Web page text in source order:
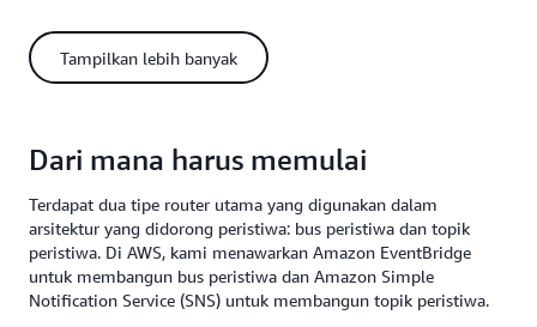
mempersiapkan kesuksesan, pertimbangkan hal-hal berikut:
• Daya tahan sumber peristiwa. Sumber peristiwa Anda
• Persyaratan kontrol performa Anda. Aplikasi Anda
asinkron.
• Pelacakan alur peristiwa Anda. Prosedur tidak langsung
yang diperkenalkan oleh arsitektur yang didorong peristiwa
memungkinkan pelacakan dinamis melalui layanan
pemantauan, tetapi bukan pelacakan statis melalui analisis
Tampilkan lebih banyak
Dari mana harus memulai
Terdapat dua tipe router utama yang digunakan dalam
arsitektur yang didorong peristiwa: bus peristiwa dan topik
peristiwa. Di AWS, kami menawarkan Amazon EventBridge
untuk membangun bus peristiwa dan Amazon Simple
Notification Service (SNS) untuk membangun topik peristiwa.